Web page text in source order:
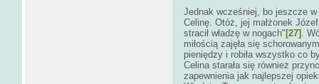
Jednak wcześniej, bo jeszcze
Celinę. Otóż, jej małżonek
stracił władzę w nogach" [27] .
miłością zajęła się
pieniędzy i robiła wszystko co
Celina starała się również
zapewnienia jak najlepszej